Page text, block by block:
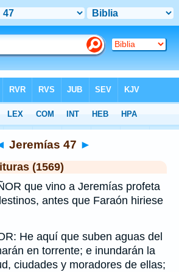
Jeremías 47 ►
(1569)
que vino a Jeremías profeta
antes que Faraón hiriese
He aquí que suben aguas del
en torrente; e inundarán la
ciudades y moradores de ellas;